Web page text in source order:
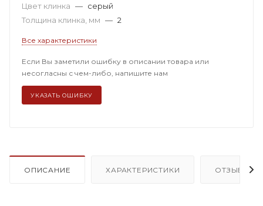
Цвет клинка — серый
Толщина клинка, мм — 2
Все характеристики
Если Вы заметили ошибку в описании товара или
несогласны с чем-либо, напишите нам
УКАЗАТЬ ОШИБКУ
ОПИСАНИЕ ХАРАКТЕРИСТИКИ ОТЗЫВЫ